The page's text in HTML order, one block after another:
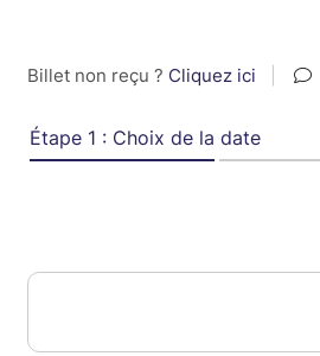
Billet non reçu ? Cliquez ici
Étape 1 : Choix de la date